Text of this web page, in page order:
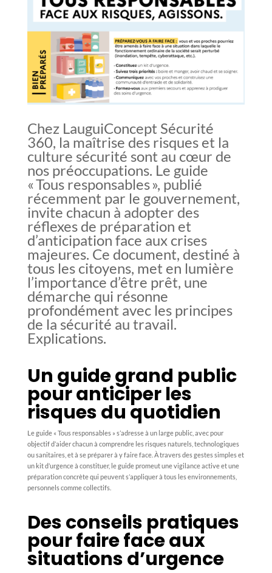
Chez LauguiConcept Sécurité
360, la maîtrise des risques et la
culture sécurité sont au cœur de
nos préoccupations. Le guide
« Tous responsables », publié
récemment par le gouvernement,
invite chacun à adopter des
réflexes de préparation et
d’anticipation face aux crises
majeures. Ce document, destiné à
tous les citoyens, met en lumière
l’importance d’être prêt, une
démarche qui résonne
profondément avec les principes
de la sécurité au travail.
Explications.
Un guide grand public
pour anticiper les
risques du quotidien
Le guide « Tous responsables » s’adresse à un large public, avec pour
objectif d’aider chacun à comprendre les risques naturels, technologiques
ou sanitaires, et à se préparer à y faire face. À travers des gestes simples et
un kit d’urgence à constituer, le guide promeut une vigilance active et une
préparation concrète qui peuvent s’appliquer à tous les environnements,
personnels comme collectifs.
Des conseils pratiques
pour faire face aux
situations d’urgence